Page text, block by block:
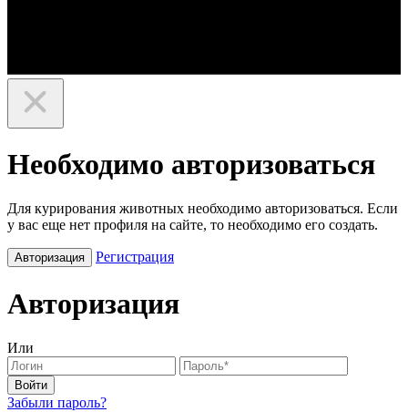
Необходимо авторизоваться
Для курирования животных необходимо авторизоваться. Если
у вас еще нет профиля на сайте, то необходимо его создать.
Авторизация Регистрация
Авторизация
Или
Войти
Забыли пароль?